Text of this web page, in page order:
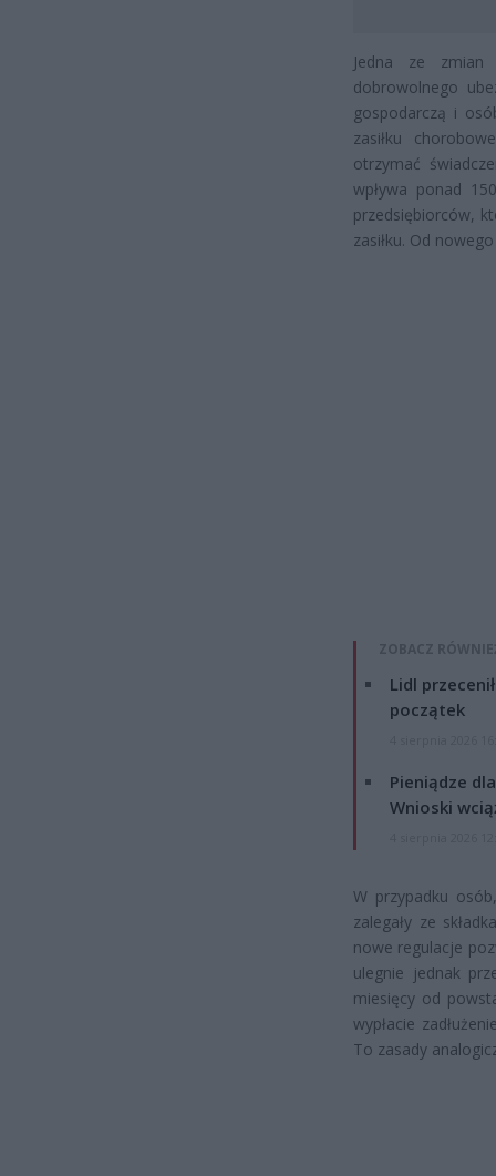
Jedna ze zmian
dobrowolnego
gospodarczą i
zasiłku
otrzymać
wpływa ponad
przedsiębiorców,
zasiłku. Od
ZOBACZ
Lidl
początek
Pieniądze
Wnioski
W przypadku
zalegały ze
nowe regulacje
ulegnie jednak
miesięcy od
wypłacie
To zasady